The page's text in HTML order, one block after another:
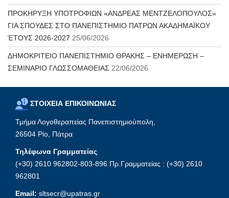
ΠΡΟΚΗΡΥΞΗ ΥΠΟΤΡΟΦΙΩΝ «ΑΝΔΡΕΑΣ ΜΕΝΤΖΕΛΟΠΟΥΛΟΣ»
ΓΙΑ ΣΠΟΥΔΕΣ ΣΤΟ ΠΑΝΕΠΙΣΤΗΜΙΟ ΠΑΤΡΩΝ ΑΚΑΔΗΜΑΪΚΟΥ
ΈΤΟΥΣ 2026-2027 25/06/2026
ΔΗΜΟΚΡΙΤΕΙΟ ΠΑΝΕΠΙΣΤΗΜΙΟ ΘΡΑΚΗΣ – ΕΝΗΜΕΡΩΣΗ –
ΣΕΜΙΝΑΡΙΟ ΓΛΩΣΣΟΜΑΘΕΙΑΣ 22/06/2026
ΣΤΟΙΧΕΙΑ ΕΠΙΚΟΙΝΩΝΙΑΣ
Τμήμα Λογοθεραπείας Πανεπιστημιούπολη,
26504 Ρίο, Πάτρα
Τηλέφωνα Γραμματείας
(+30) 2610 962802-803-896 Πρ.Γραμματείας : (+30) 2610
962801
Email: sltsecr@upatras.gr